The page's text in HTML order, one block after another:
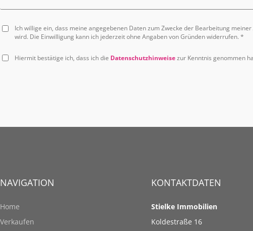
NAVIGATION
Home
Verkaufen
KONTAKTDATEN
Stielke Immobilien
Koldestraße 16
Ich willige ein, dass meine angegebenen Daten zum Zwecke der Bearbeitung
wird. Die Einwilligung kann ich jederzeit ohne Angaben von Gründen widerrufen. *
Hiermit bestätige ich, dass ich die Datenschutzhinweisezur Kenntnis genommen